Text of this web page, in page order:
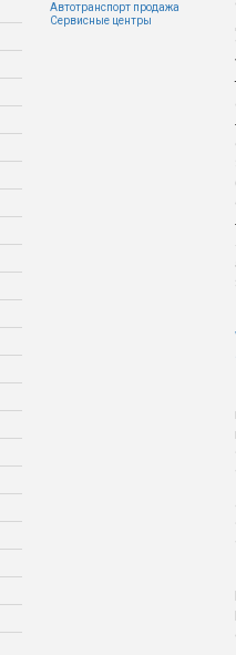
Автотранспорт продажа
Сервисные центры